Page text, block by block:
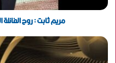
ر
ي
مريم ثابت : روح